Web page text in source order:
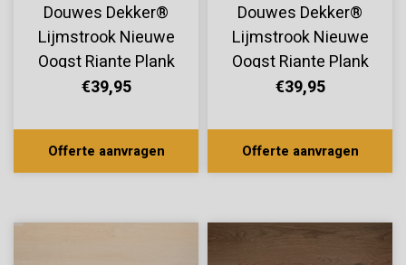
Douwes Dekker®
Lijmstrook Nieuwe
Oogst Riante Plank
Mango 10818
€39,95
Offerte aanvragen
Douwes Dekker®
Lijmstrook Nieuwe
Oogst Riante Plank
Mandarijn 10816
€39,95
Offerte aanvragen